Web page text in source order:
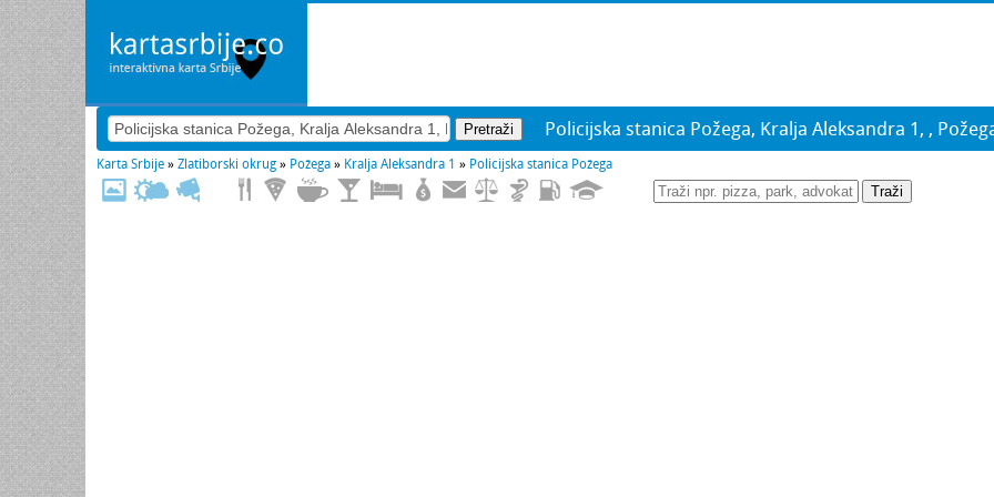
Policijska stanica Požega, Kralja Aleksandra 1, ,
Karta Srbije » Zlatiborski okrug » Požega » Kralja Aleksandra 1 » Policijska stanica Požega
Traži